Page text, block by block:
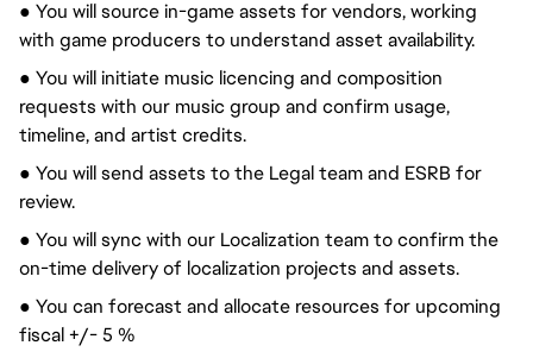
● You will source in-game assets for vendors, working
with game producers to understand asset availability.
● You will initiate music licencing and composition
requests with our music group and confirm usage,
timeline, and artist credits.
● You will send assets to the Legal team and ESRB for
review.
● You will sync with our Localization team to confirm the
on-time delivery of localization projects and assets.
● You can forecast and allocate resources for upcoming
fiscal +/- 5 %